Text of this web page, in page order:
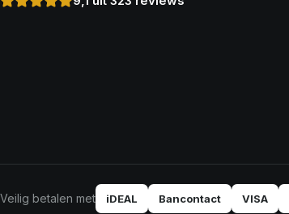
Veilig betalen met iDEAL Bancontact VISA